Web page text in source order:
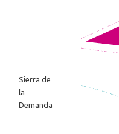
Sierra de
la
Demanda